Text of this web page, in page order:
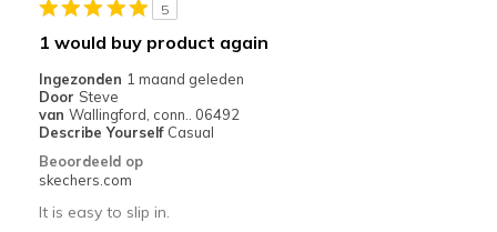
Travel
Width
Feels true to width
Sizing
View On Shoes
I'm Into Shoes
5
1 would buy product again
Ingezonden 1 maand geleden
Door Steve
van Wallingford, conn.. 06492
Describe Yourself Casual
Beoordeeld op
skechers.com
It is easy to slip in.